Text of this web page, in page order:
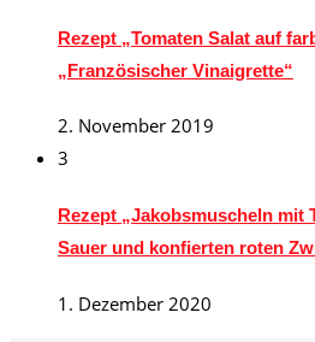
Rezept „Tomaten Salat auf
„Französischer Vinaigrette“
2. November 2019
3
Rezept „Jakobsmuscheln mit
Sauer und konfierten roten
1. Dezember 2020